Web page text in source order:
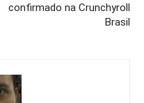
confirmado na Crunchyroll
Brasil